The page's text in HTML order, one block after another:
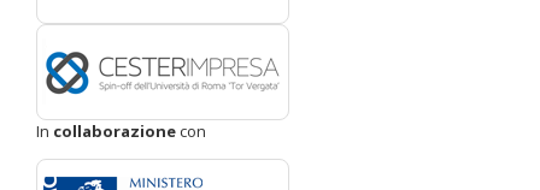
In collaborazionecon